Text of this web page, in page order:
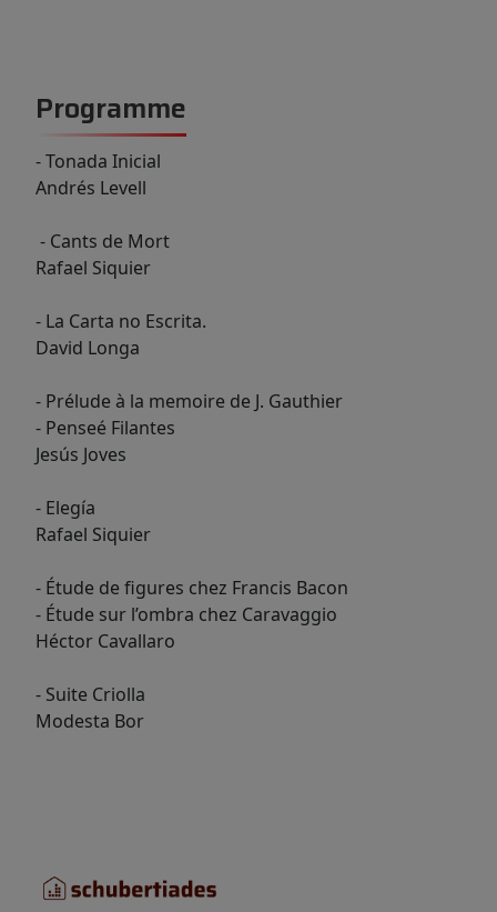
Programme
- Tonada Inicial
Andrés Levell
- Cants de Mort
Rafael Siquier
- La Carta no Escrita.
David Longa
- Prélude à la memoire de J. Gauthier
- Penseé Filantes
Jesús Joves
- Elegía
Rafael Siquier
- Étude de figures chez Francis Bacon
- Étude sur l’ombra chez Caravaggio
Héctor Cavallaro
- Suite Criolla
Modesta Bor